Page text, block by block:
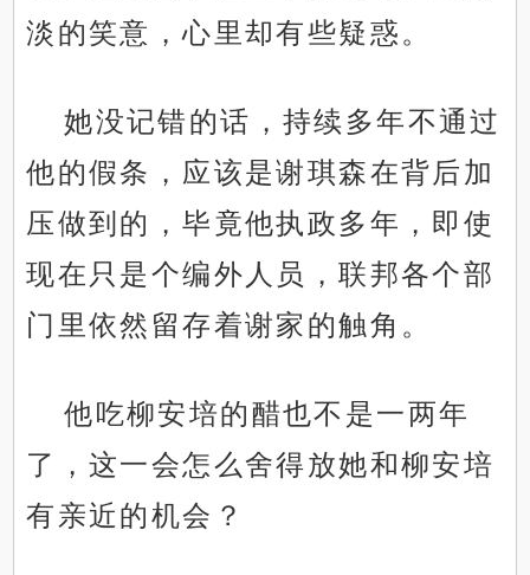
淡的笑意，心里却有些疑惑。
她没记错的话，持续多年不通过
他的假条，应该是谢琪森在背后加
压做到的，毕竟他执政多年，即使
现在只是个编外人员，联邦各个部
门里依然留存着谢家的触角。
他吃柳安培的醋也不是一两年
了，这一会怎么舍得放她和柳安培
有亲近的机会？